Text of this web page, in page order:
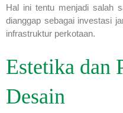
Hal ini tentu menjadi salah
dianggap sebagai investasi
infrastruktur perkotaan.
Estetika dan
Desain